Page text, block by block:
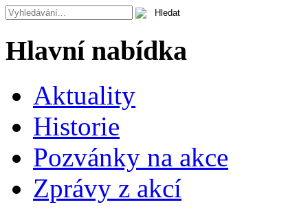
Hlavní nabídka
Aktuality
Historie
Pozvánky na akce
Zprávy z akcí